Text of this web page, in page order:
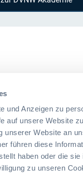
und Anzeigen zu
auf unsere Website
unserer Website an
führen diese
haben oder die
zu unseren